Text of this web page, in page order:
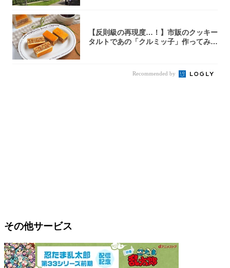
【反則級の再現度…！】市販のクッキー
タルトであの「クルミッ子」作ってみ
Recommended by
その他サービス